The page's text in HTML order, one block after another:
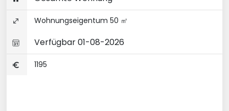
Wohnungseigentum 50 ㎡
Verfügbar 01-08-2026
1195